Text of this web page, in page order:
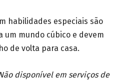
habilidades especiais são
mundo cúbico e devem
de volta para casa.
disponível em serviços de